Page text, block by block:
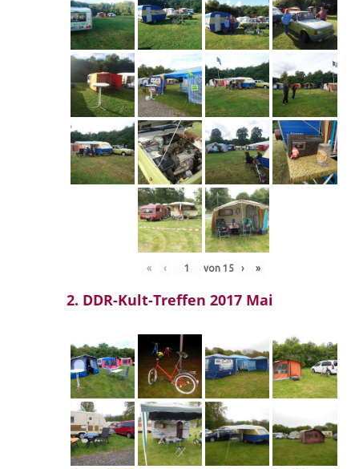
« ‹ von 15 › »
2. DDR-Kult-Treffen 2017 Mai